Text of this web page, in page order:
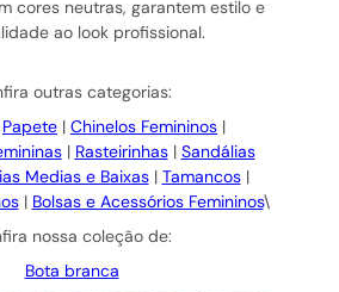
cores neutras, garantem estilo e
ao look profissional.
outras categorias:
Papete | Chinelos Femininos |
| Rasteirinhas| Sandálias
Medias e Baixas| Tamancos|
| Bolsas e Acessórios Femininos\
nossa coleção de:
Bota branca